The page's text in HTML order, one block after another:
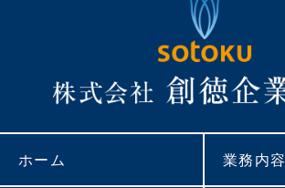
ホーム 業務内容